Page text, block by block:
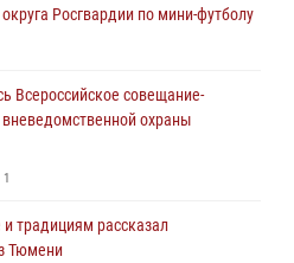
Росгвардии по мини-футболу
Всероссийское совещание-
охраны
1
традициям рассказал
Тюмени